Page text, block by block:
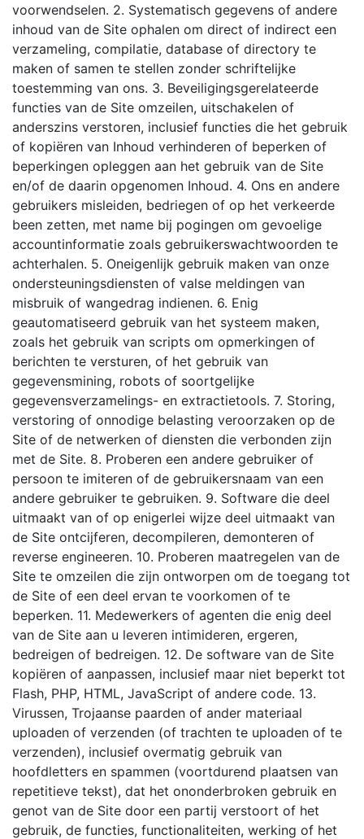
voorwendselen. 2. Systematisch gegevens of andere
inhoud van de Site ophalen om direct of indirect een
verzameling, compilatie, database of directory te
maken of samen te stellen zonder schriftelijke
toestemming van ons. 3. Beveiligingsgerelateerde
functies van de Site omzeilen, uitschakelen of
anderszins verstoren, inclusief functies die het gebruik
of kopiëren van Inhoud verhinderen of beperken of
beperkingen opleggen aan het gebruik van de Site
en/of de daarin opgenomen Inhoud. 4. Ons en andere
gebruikers misleiden, bedriegen of op het verkeerde
been zetten, met name bij pogingen om gevoelige
accountinformatie zoals gebruikerswachtwoorden te
achterhalen. 5. Oneigenlijk gebruik maken van onze
ondersteuningsdiensten of valse meldingen van
misbruik of wangedrag indienen. 6. Enig
geautomatiseerd gebruik van het systeem maken,
zoals het gebruik van scripts om opmerkingen of
berichten te versturen, of het gebruik van
gegevensmining, robots of soortgelijke
gegevensverzamelings- en extractietools. 7. Storing,
verstoring of onnodige belasting veroorzaken op de
Site of de netwerken of diensten die verbonden zijn
met de Site. 8. Proberen een andere gebruiker of
persoon te imiteren of de gebruikersnaam van een
andere gebruiker te gebruiken. 9. Software die deel
uitmaakt van of op enigerlei wijze deel uitmaakt van
de Site ontcijferen, decompileren, demonteren of
reverse engineeren. 10. Proberen maatregelen van de
Site te omzeilen die zijn ontworpen om de toegang tot
de Site of een deel ervan te voorkomen of te
beperken. 11. Medewerkers of agenten die enig deel
van de Site aan u leveren intimideren, ergeren,
bedreigen of bedreigen. 12. De software van de Site
kopiëren of aanpassen, inclusief maar niet beperkt tot
Flash, PHP, HTML, JavaScript of andere code. 13.
Virussen, Trojaanse paarden of ander materiaal
uploaden of verzenden (of trachten te uploaden of te
verzenden), inclusief overmatig gebruik van
hoofdletters en spammen (voortdurend plaatsen van
repetitieve tekst), dat het ononderbroken gebruik en
genot van de Site door een partij verstoort of het
gebruik, de functies, functionaliteiten, werking of het